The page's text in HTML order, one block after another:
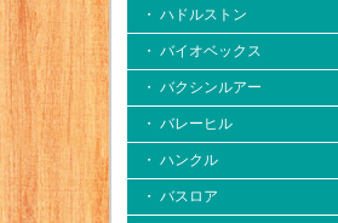
・ ハドルストン
・ バイオベックス
・ バクシンルアー
・ バレーヒル
・ ハンクル
・ バスロア